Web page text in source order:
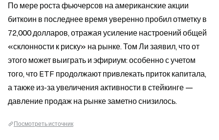
По мере роста фьючерсов на американские акции
биткоин в последнее время уверенно пробил отметку в
72,000 долларов, отражая усиление настроений общей
«склонности к риску» на рынке. Том Ли заявил, что от
этого может выиграть и эфириум: особенно с учетом
того, что ETF продолжают привлекать приток капитала,
а также из-за увеличения активности в стейкинге —
давление продаж на рынке заметно снизилось.
Посмотреть источник